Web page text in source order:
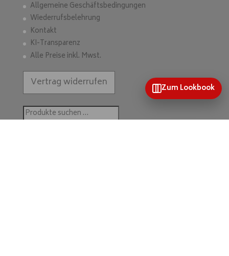
Allgemeine Geschäftsbedingungen
Wiederrufsbelehrung
Kontakt
KI-Transparenz
Alle Preise inkl. Mwst.
Vertrag widerrufen
Suchen
nach:
Zum Lookbook